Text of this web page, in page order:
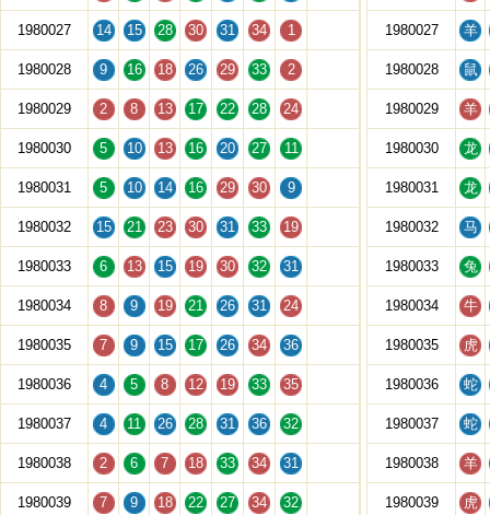
1980027 14 15 28 30 31 34 1
1980028 9 16 18 26 29 33 2
1980029 2 8 13 17 22 28 24
1980030 5 10 13 16 20 27 11
1980031 5 10 14 16 29 30 9
1980032 15 21 23 30 31 33 19
1980033 6 13 15 19 30 32 31
1980034 8 9 19 21 26 31 24
1980035 7 9 15 17 26 34 36
1980036 4 5 8 12 19 33 35
1980037 4 11 26 28 31 36 32
1980038 2 6 7 18 33 34 31
1980039 7 9 18 22 27 34 32
1980027 羊
1980028 鼠
1980029 羊
1980030 龙
1980031 龙
1980032 马
1980033 兔
1980034 牛
1980035 虎
1980036 蛇
1980037 蛇
1980038 羊
1980039 虎